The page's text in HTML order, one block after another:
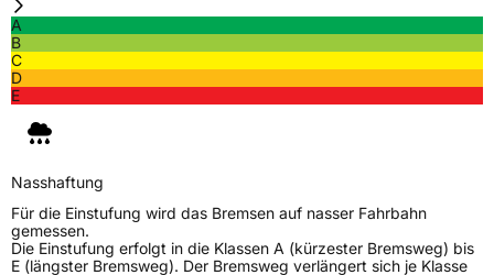
A
B
C
D
E
Nasshaftung
Für die Einstufung wird das Bremsen auf nasser Fahrbahn
gemessen.
Die Einstufung erfolgt in die Klassen A (kürzester Bremsweg) bis
E (längster Bremsweg). Der Bremsweg verlängert sich je Klasse